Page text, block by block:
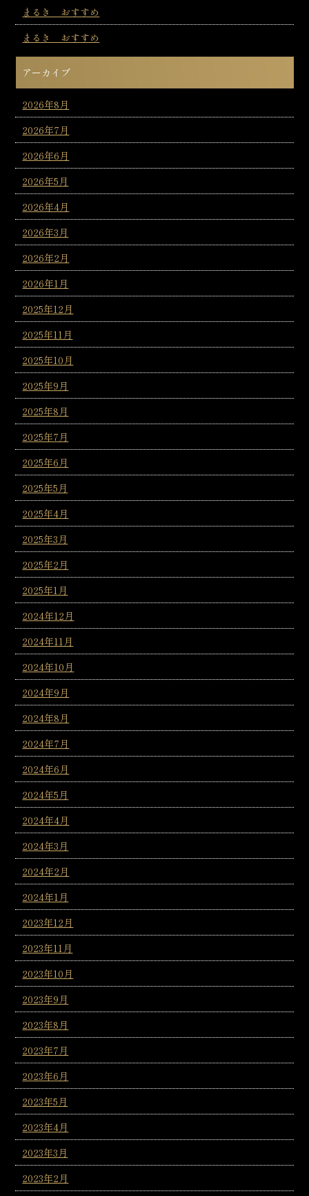
まるき おすすめ
まるき おすすめ
アーカイブ
2026年8月
2026年7月
2026年6月
2026年5月
2026年4月
2026年3月
2026年2月
2026年1月
2025年12月
2025年11月
2025年10月
2025年9月
2025年8月
2025年7月
2025年6月
2025年5月
2025年4月
2025年3月
2025年2月
2025年1月
2024年12月
2024年11月
2024年10月
2024年9月
2024年8月
2024年7月
2024年6月
2024年5月
2024年4月
2024年3月
2024年2月
2024年1月
2023年12月
2023年11月
2023年10月
2023年9月
2023年8月
2023年7月
2023年6月
2023年5月
2023年4月
2023年3月
2023年2月